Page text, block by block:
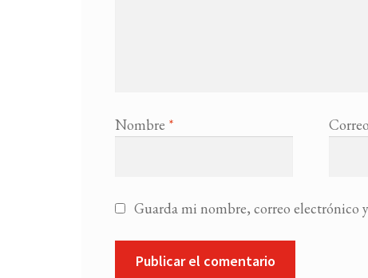
Nombre *
Guarda mi nombre, correo electrónico